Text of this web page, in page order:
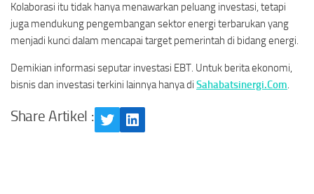
Kolaborasi itu tidak hanya menawarkan peluang investasi, tetapi
juga mendukung pengembangan sektor energi terbarukan yang
menjadi kunci dalam mencapai target pemerintah di bidang energi.
Demikian informasi seputar investasi EBT. Untuk berita ekonomi,
bisnis dan investasi terkini lainnya hanya di Sahabatsinergi.Com.
Share Artikel :
TwitterLinkedIn